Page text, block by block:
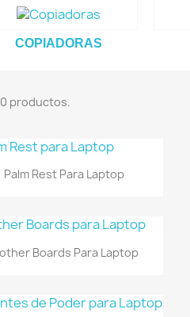
COPIADORAS
productos.
Vista rápida
Palm Rest Para Laptop
Vista rápida
Boards Para Laptop